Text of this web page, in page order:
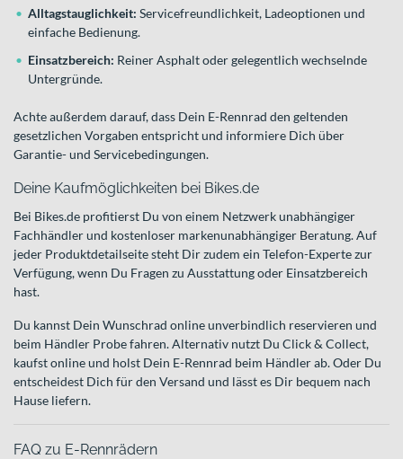
Alltagstauglichkeit: Servicefreundlichkeit, Ladeoptionen und
einfache Bedienung.
Einsatzbereich: Reiner Asphalt oder gelegentlich wechselnde
Untergründe.
Achte außerdem darauf, dass Dein E-Rennrad den geltenden
gesetzlichen Vorgaben entspricht und informiere Dich über
Garantie- und Servicebedingungen.
Deine Kaufmöglichkeiten bei Bikes.de
Bei Bikes.de profitierst Du von einem Netzwerk unabhängiger
Fachhändler und kostenloser markenunabhängiger Beratung. Auf
jeder Produktdetailseite steht Dir zudem ein Telefon-Experte zur
Verfügung, wenn Du Fragen zu Ausstattung oder Einsatzbereich
hast.
Du kannst Dein Wunschrad online unverbindlich reservieren und
beim Händler Probe fahren. Alternativ nutzt Du Click & Collect,
kaufst online und holst Dein E-Rennrad beim Händler ab. Oder Du
entscheidest Dich für den Versand und lässt es Dir bequem nach
Hause liefern.
FAQ zu E-Rennrädern